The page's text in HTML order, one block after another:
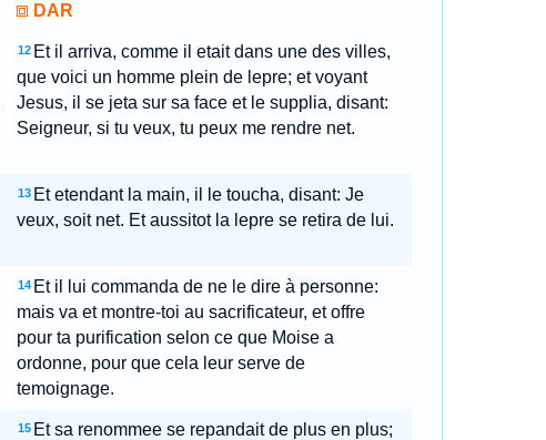
DAR
12 Et il arriva, comme il etait dans une des villes,
que voici un homme plein de lepre; et voyant
Jesus, il se jeta sur sa face et le supplia, disant:
Seigneur, si tu veux, tu peux me rendre net.
13 Et etendant la main, il le toucha, disant: Je
veux, soit net. Et aussitot la lepre se retira de lui.
14 Et il lui commanda de ne le dire à personne:
mais va et montre-toi au sacrificateur, et offre
pour ta purification selon ce que Moise a
ordonne, pour que cela leur serve de
temoignage.
15 Et sa renommee se repandait de plus en plus;